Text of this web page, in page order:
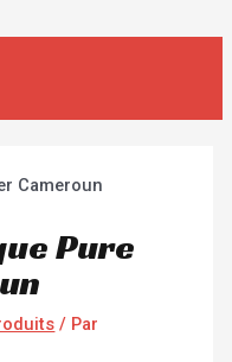
Pure
/ Par